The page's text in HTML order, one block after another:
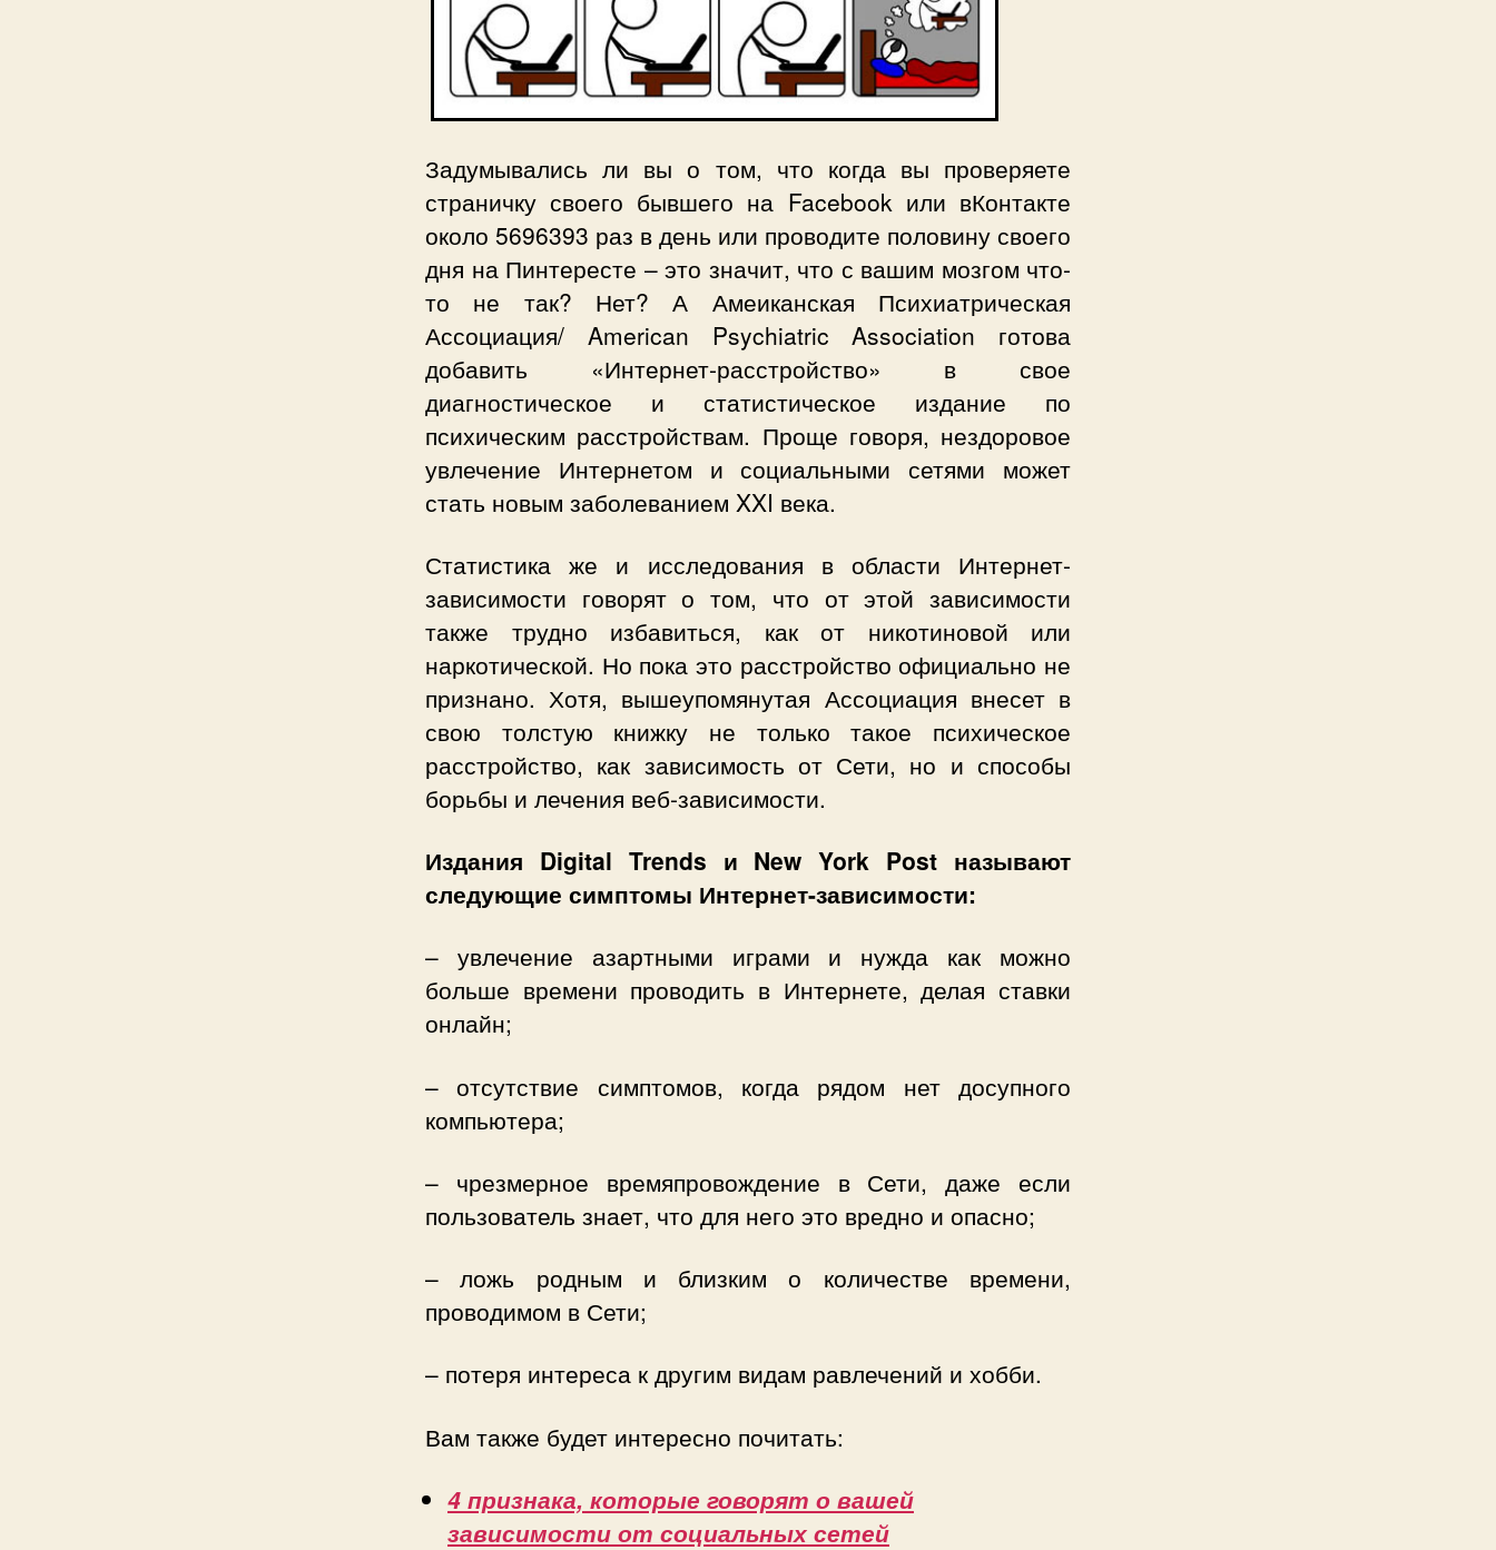
Задумывались ли вы о том, что когда вы проверяете
страничку своего бывшего на Facebook или вКонтакте
около 5696393 раз в день или проводите половину своего
дня на Пинтересте – это значит, что с вашим мозгом что-
то не так? Нет? А Амеиканская Психиатрическая
Ассоциация/ American Psychiatric Association готова
добавить «Интернет-расстройство» в свое
диагностическое и статистическое издание по
психическим расстройствам. Проще говоря, нездоровое
увлечение Интернетом и социальными сетями может
стать новым заболеванием XXI века.
Статистика же и исследования в области Интернет-
зависимости говорят о том, что от этой зависимости
также трудно избавиться, как от никотиновой или
наркотической. Но пока это расстройство официально не
признано. Хотя, вышеупомянутая Ассоциация внесет в
свою толстую книжку не только такое психическое
расстройство, как зависимость от Сети, но и способы
борьбы и лечения веб-зависимости.
Издания Digital Trends и New York Post называют
следующие симптомы Интернет-зависимости:
– увлечение азартными играми и нужда как можно
больше времени проводить в Интернете, делая ставки
онлайн;
– отсутствие симптомов, когда рядом нет досупного
компьютера;
– чрезмерное времяпровождение в Сети, даже если
пользователь знает, что для него это вредно и опасно;
– ложь родным и близким о количестве времени,
проводимом в Сети;
– потеря интереса к другим видам равлечений и хобби.
Вам также будет интересно почитать:
4 признака, которые говорят о вашей
зависимости от социальных сетей